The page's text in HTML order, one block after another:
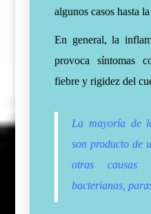
algunos casos hasta
En general, la
provoca síntomas
fiebre y rigidez del
La mayoría de
son producto de
otras causas
bacterianas,